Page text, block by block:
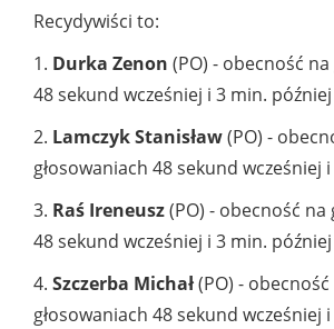
Recydywiści to:
1. Durka Zenon (PO) - obecność
48 sekund wcześniej i 3 min. później
2. Lamczyk Stanisław(PO) -
głosowaniach 48 sekund wcześniej
3. Raś Ireneusz(PO) - obecność na
48 sekund wcześniej i 3 min. później
4. Szczerba Michał(PO) - obecność
głosowaniach 48 sekund wcześniej